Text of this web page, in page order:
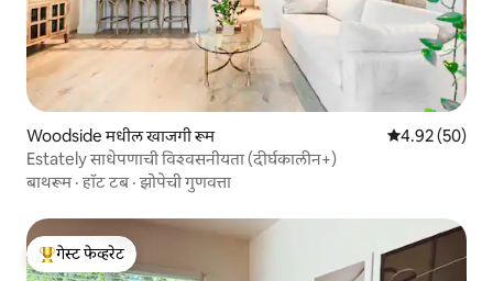
Woodside मधील खाजगी रूम 5 पैकी 4.92
4.92 (50)
Estately साधेपणाची विश्वसनीयता (दीर्घकालीन+)
बाथरूम·हॉट टब·झोपेची गुणवत्ता
टॉप गेस्ट फेव्हरेट
गेस्ट फेव्हरेट